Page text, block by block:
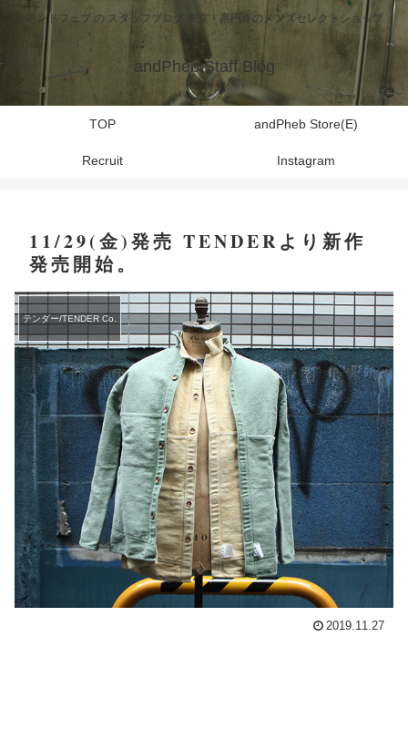
アンドフェブ の スタッフブログ 東京・高円寺のメンズセレクトショップ
andPheb Staff Blog
TOP andPheb Store(E)
Recruit Instagram
11/29(金)発売 TENDERより新作
発売開始。
テンダー/TENDER Co.
2019.11.27